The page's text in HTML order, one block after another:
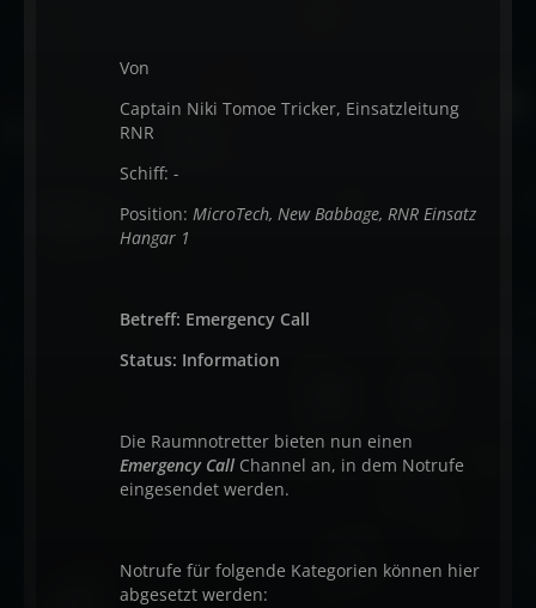
Von
Captain Niki Tomoe Tricker, Einsatzleitung
RNR
Schiff: -
Position: MicroTech, New Babbage, RNR Einsatz
Hangar 1
Betreff: Emergency Call
Status: Information
Die Raumnotretter bieten nun einen
Emergency Call Channel an, in dem Notrufe
eingesendet werden.
Notrufe für folgende Kategorien können hier
abgesetzt werden: